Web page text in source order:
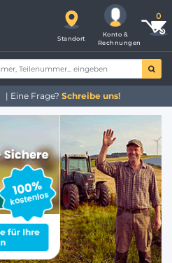
Standort
Konto &
Rechnungen
| Eine Frage? Schreibe uns!